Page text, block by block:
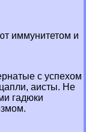
иммунитетом и
с успехом
аисты. Не
гадюки